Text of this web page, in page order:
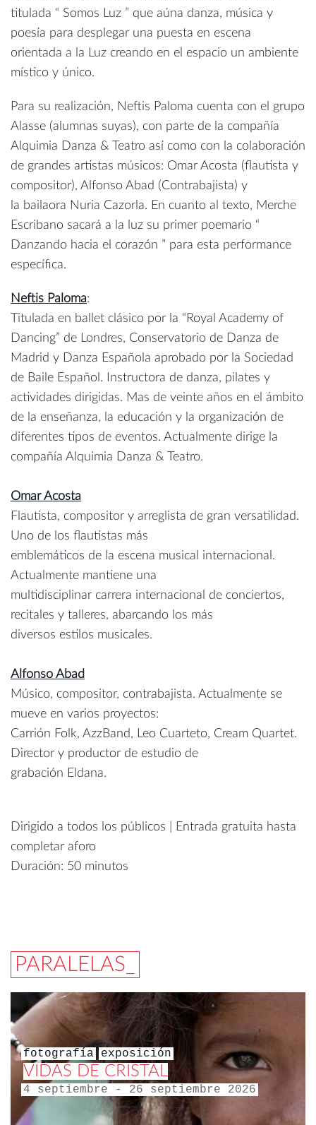
titulada “ Somos Luz ” que aúna danza, música y
poesía para desplegar una puesta en escena
orientada a la Luz creando en el espacio un ambiente
místico y único.
Para su realización, Neftis Paloma cuenta con el grupo
Alasse (alumnas suyas), con parte de la compañía
Alquimia Danza & Teatro así como con la colaboración
de grandes artistas músicos: Omar Acosta (flautista y
compositor), Alfonso Abad (Contrabajista) y
la bailaora Nuria Cazorla. En cuanto al texto, Merche
Escribano sacará a la luz su primer poemario “
Danzando hacia el corazón ” para esta performance
específica.
Neftis Paloma:
Titulada en ballet clásico por la “Royal Academy of
Dancing” de Londres, Conservatorio de Danza de
Madrid y Danza Española aprobado por la Sociedad
de Baile Español. Instructora de danza, pilates y
actividades dirigidas. Mas de veinte años en el ámbito
de la enseñanza, la educación y la organización de
diferentes tipos de eventos. Actualmente dirige la
compañía Alquimia Danza & Teatro.
Omar Acosta
Flautista, compositor y arreglista de gran versatilidad.
Uno de los flautistas más
emblemáticos de la escena musical internacional.
Actualmente mantiene una
multidisciplinar carrera internacional de conciertos,
recitales y talleres, abarcando los más
diversos estilos musicales.
Alfonso Abad
Músico, compositor, contrabajista. Actualmente se
mueve en varios proyectos:
Carrión Folk, AzzBand, Leo Cuarteto, Cream Quartet.
Director y productor de estudio de
grabación Eldana.
Dirigido a todos los públicos | Entrada gratuita hasta
completar aforo
Duración: 50 minutos
PARALELAS_
fotografía exposición
VIDAS DE CRISTAL
4 septiembre - 26 septiembre 2026